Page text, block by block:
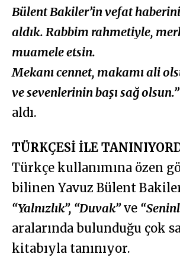
Bülent Bakiler’in vefat
aldık. Rabbim rahmetiyle,
muamele etsin.
Mekanı cennet, makamı ali
ve sevenlerinin başı sağ olsun.”
aldı.
TÜRKÇESİ İLE
Türkçe kullanımına özen
bilinen Yavuz Bülent
“Yalnızlık”, “Duvak”ve
aralarında bulunduğu çok
kitabıyla tanınıyor.